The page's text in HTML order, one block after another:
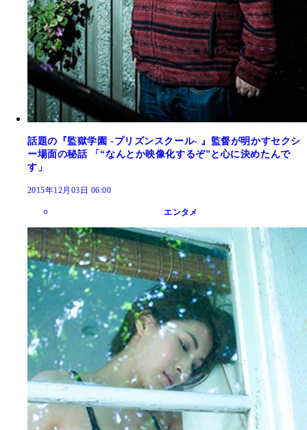
話題の『監獄学園 -プリズンスクール- 』監督が明かすセクシ
ー場面の秘話 「“なんとか映像化するぞ”と心に決めたんで
す」
2015年12月03日 06:00
エンタメ